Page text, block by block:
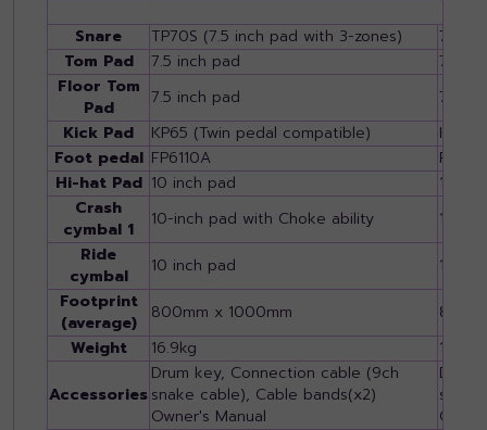
Snare TP70S (7.5 inch pad with 3-zones)
7.5
Tom Pad
7.5 inch pad
7.5
Floor Tom
Pad
7.5 inch pad
7.5
Kick Pad
KP65 (Twin pedal compatible)
KP65
Foot pedal FP6110A
Hi-hat Pad 10 inch pad
10
Crash
cymbal 1
10-inch pad with Choke ability
10-
Ride
cymbal
10 inch pad
10
Footprint
(average)
800mm x 1000mm
Weight
16.9kg 16.9kg
Accessories
Drum key, Connection cable (9ch
snake cable), Cable bands(x2)
Owner's Manual
Drum